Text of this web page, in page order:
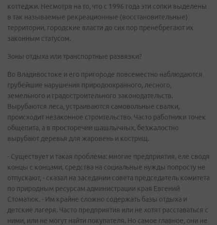
коттеджи. Несмотря на то, что с 1996 года эти сопки выделены
в так называемые рекреационные (восстановительные)
территории, городские власти до сих пор пренебрегают их
законным статусом.
Зоны отдыха или транспортные развязки?
Во Владивостоке и его пригороде повсеместно наблюдаются
грубейшие нарушения природоохранного, лесного,
земельного и градостроительного законодательств.
Вырубаются леса, устраиваются самовольные свалки,
происходит незаконное строительство. Часто работники точек
общепита, а в просторечии шашлычных, безжалостно
вырубают деревья для жаровень и кострищ.
- Существует и такая проблема: многие предприятия, еле сводя
концы с концами, средства на социальные нужды попросту не
отпускают, - сказал на заседании совета председатель комитета
по природным ресурсам администрации края Евгений
Стоматюк. - Им крайне сложно содержать базы отдыха и
детские лагеря. Часто предприятия или не хотят расставаться с
ними, или не могут найти покупателя. Но самое главное, они не